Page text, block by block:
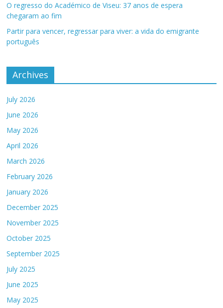
O regresso do Académico de Viseu: 37 anos de espera
chegaram ao fim
Partir para vencer, regressar para viver: a vida do emigrante
português
Archives
July 2026
June 2026
May 2026
April 2026
March 2026
February 2026
January 2026
December 2025
November 2025
October 2025
September 2025
July 2025
June 2025
May 2025